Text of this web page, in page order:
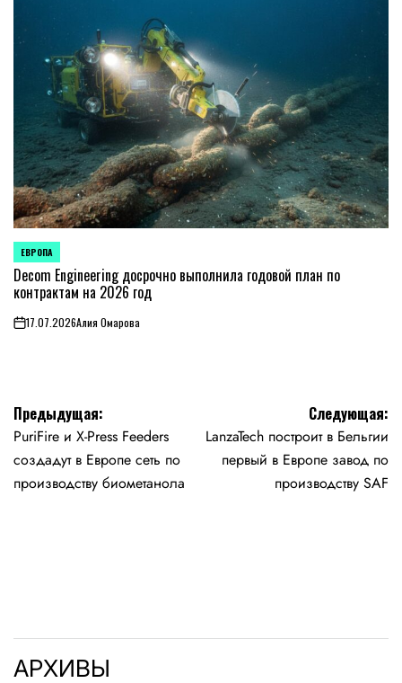
ОПУБЛИКОВАНО
В
ЕВРОПА
Decom Engineering досрочно выполнила годовой план по
контрактам на 2026 год
on17.07.2026Алия Омарова
Навигация
по
записям
Предыдущая:
PuriFire и X-Press Feeders
создадут в Европе сеть по
производству биометанола
Следующая:
LanzaTech построит в Бельгии
первый в Европе завод по
производству SAF
АРХИВЫ